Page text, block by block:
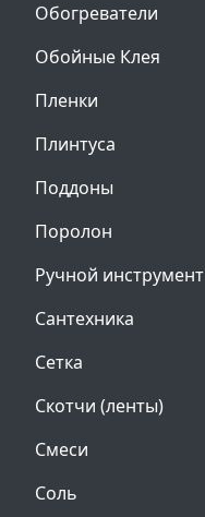
Обогреватели
Обойные Клея
Пленки
Плинтуса
Поддоны
Поролон
Ручной инструмент
Сантехника
Сетка
Скотчи (ленты)
Смеси
Соль